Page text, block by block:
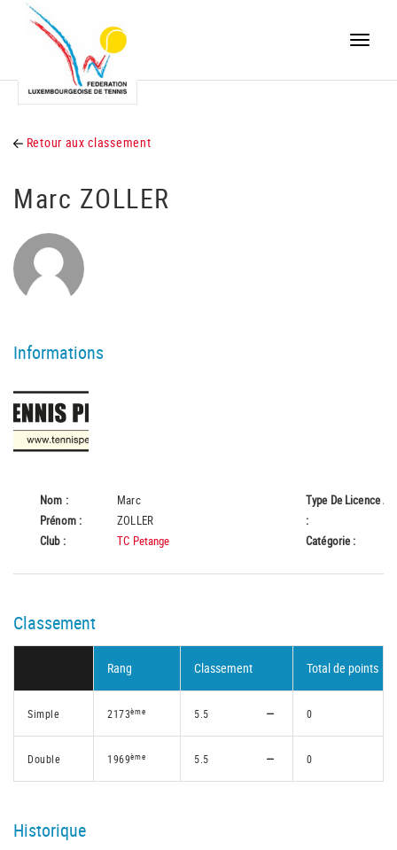
Toggle
Retour aux classement
Marc ZOLLER
Informations
Nom :
Marc
Prénom :
ZOLLER
Club :
TC Petange
Type De Licence
:
A
Catégorie :
Classement
Rang Classement Total de points
Simple 2173ème 5.5 0
Double 1969ème 5.5 0
Historique